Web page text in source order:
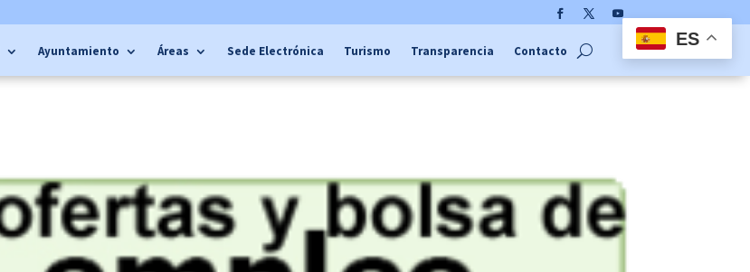
YouTube
Ayuntamiento Áreas Sede Electrónica Turismo Transparencia Contacto
ES